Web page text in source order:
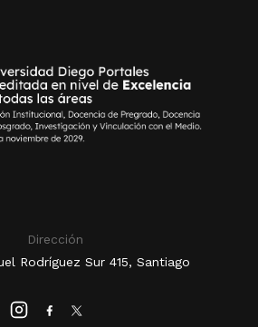
Dirección
Rodríguez Sur 415, Santiago